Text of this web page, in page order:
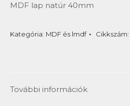
MDF lap natúr 40mm
Kategória: MDF és lmdf Cikkszám:
További információk